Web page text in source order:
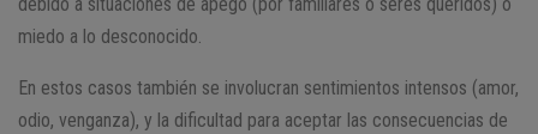
miedo a lo desconocido.
En estos casos también se involucran sentimientos intensos (amor,
odio, venganza), y la dificultad para aceptar las consecuencias de